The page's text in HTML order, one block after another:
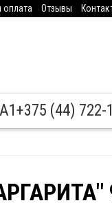
оплата Отзывы
(44) 722-